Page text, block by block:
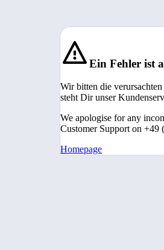
Ein Fehler ist
Wir bitten die
steht Dir unser
We apologise for any
Customer Support on +49
Homepage